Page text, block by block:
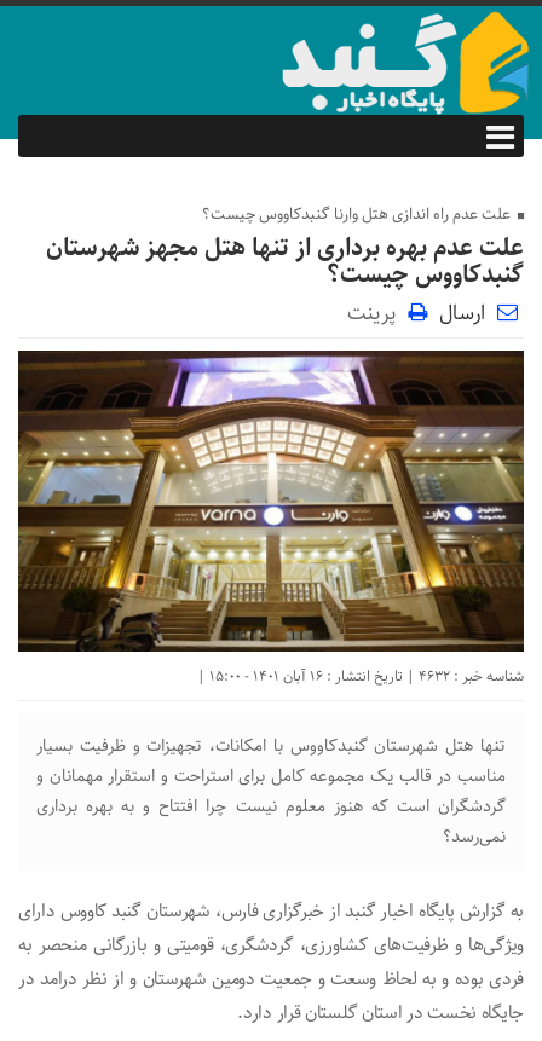
علت عدم راه اندازی هتل وارنا گنبدکاووس چیست؟
علت عدم بهره برداری از تنها هتل مجهز شهرستان
گنبدکاووس چیست؟
ارسال پرینت
شناسه خبر : 4632 | تاریخ انتشار : 16 آبان 1401 - 15:00 |
تنها هتل شهرستان گنبدکاووس با امکانات، تجهیزات و ظرفیت بسیار
مناسب در قالب یک مجموعه کامل برای استراحت و استقرار مهمانان و
گردشگران است که هنوز معلوم نیست چرا افتتاح و به بهره برداری
نمی‌رسد؟
به گزارش پایگاه اخبار گنبد از خبرگزاری فارس، شهرستان گنبد کاووس دارای
ویژگی‌ها و ظرفیت‌های کشاورزی، گردشگری، قومیتی و بازرگانی منحصر به
فردی بوده و به لحاظ وسعت و جمعیت دومین شهرستان و از نظر درامد در
جایگاه نخست در استان گلستان قرار دارد.